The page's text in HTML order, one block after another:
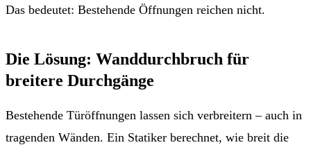
Das bedeutet: Bestehende Öffnungen reichen nicht.
Die Lösung: Wanddurchbruch für
breitere Durchgänge
Bestehende Türöffnungen lassen sich verbreitern – auch in
tragenden Wänden. Ein Statiker berechnet, wie breit die